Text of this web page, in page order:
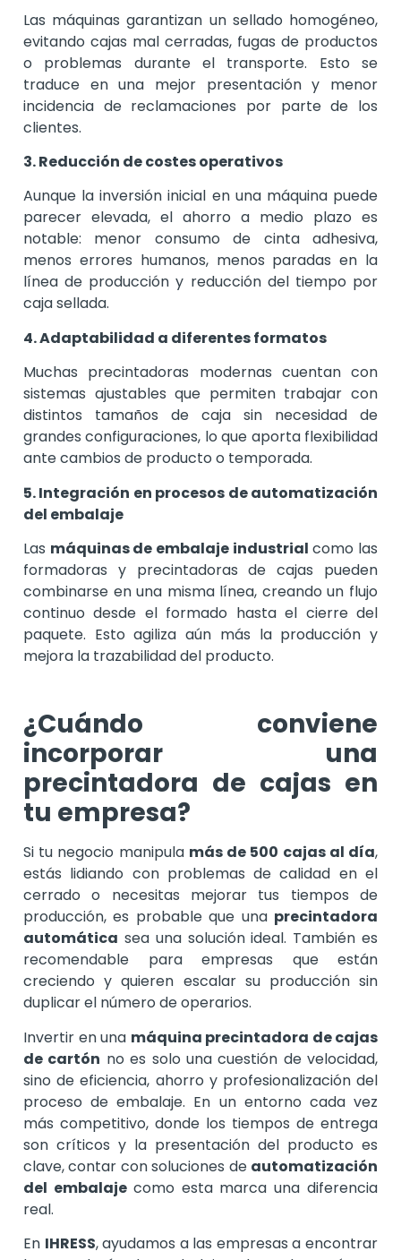
Las máquinas garantizan un sellado homogéneo,
evitando cajas mal cerradas, fugas de productos
o problemas durante el transporte. Esto se
traduce en una mejor presentación y menor
incidencia de reclamaciones por parte de los
clientes.
3. Reducción de costes operativos
Aunque la inversión inicial en una máquina puede
parecer elevada, el ahorro a medio plazo es
notable: menor consumo de cinta adhesiva,
menos errores humanos, menos paradas en la
línea de producción y reducción del tiempo por
caja sellada.
4. Adaptabilidad a diferentes formatos
Muchas precintadoras modernas cuentan con
sistemas ajustables que permiten trabajar con
distintos tamaños de caja sin necesidad de
grandes configuraciones, lo que aporta flexibilidad
ante cambios de producto o temporada.
5. Integración en procesos de automatización
del embalaje
Las máquinas de embalaje industrial como las
formadoras y precintadoras de cajas pueden
combinarse en una misma línea, creando un flujo
continuo desde el formado hasta el cierre del
paquete. Esto agiliza aún más la producción y
mejora la trazabilidad del producto.
¿Cuándo conviene
incorporar una
precintadora de cajas en
tu empresa?
Si tu negocio manipula más de 500 cajas al día,
estás lidiando con problemas de calidad en el
cerrado o necesitas mejorar tus tiempos de
producción, es probable que una precintadora
automática sea una solución ideal. También es
recomendable para empresas que están
creciendo y quieren escalar su producción sin
duplicar el número de operarios.
Invertir en una máquina precintadora de cajas
de cartón no es solo una cuestión de velocidad,
sino de eficiencia, ahorro y profesionalización del
proceso de embalaje. En un entorno cada vez
más competitivo, donde los tiempos de entrega
son críticos y la presentación del producto es
clave, contar con soluciones de automatización
del embalaje como esta marca una diferencia
real.
En IHRESS, ayudamos a las empresas a encontrar